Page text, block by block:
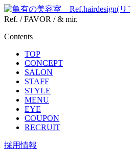
Ref. / FAVOR / & mir.
Contents
TOP
CONCEPT
SALON
STAFF
STYLE
MENU
EYE
COUPON
RECRUIT
採用情報